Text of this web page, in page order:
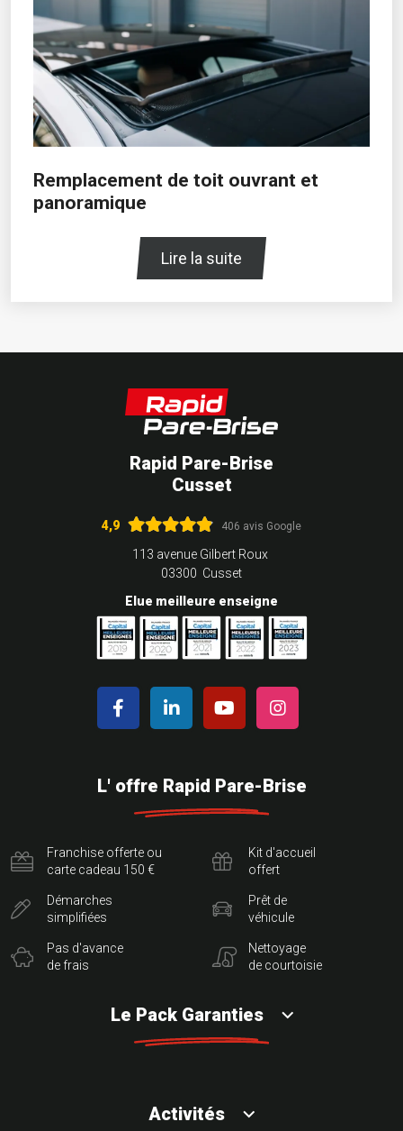
Remplacement de toit ouvrant et
panoramique
Lire la suite
Rapid Pare-Brise
Cusset
4,9 406 avis Google
113 avenue Gilbert Roux
03300 Cusset
Elue meilleure enseigne
L' offre Rapid Pare-Brise
Franchise offerte ou
carte cadeau 150 €
Démarches
simplifiées
Pas d'avance
de frais
Kit d'accueil
offert
Prêt de
véhicule
Nettoyage
de courtoisie
Le Pack Garanties
Activités